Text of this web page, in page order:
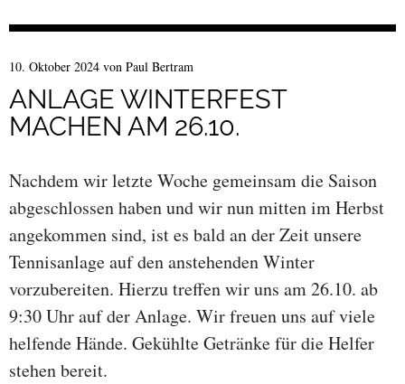
10. Oktober 2024 von Paul Bertram
ANLAGE WINTERFEST
MACHEN AM 26.10.
Nachdem wir letzte Woche gemeinsam die Saison
abgeschlossen haben und wir nun mitten im Herbst
angekommen sind, ist es bald an der Zeit unsere
Tennisanlage auf den anstehenden Winter
vorzubereiten. Hierzu treffen wir uns am 26.10. ab
9:30 Uhr auf der Anlage. Wir freuen uns auf viele
helfende Hände. Gekühlte Getränke für die Helfer
stehen bereit.